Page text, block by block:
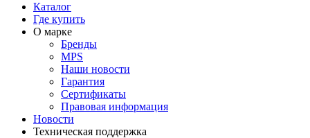
Каталог
Где купить
О марке
Бренды
MPS
Наши новости
Гарантия
Сертификаты
Правовая информация
Новости
Техническая поддержка